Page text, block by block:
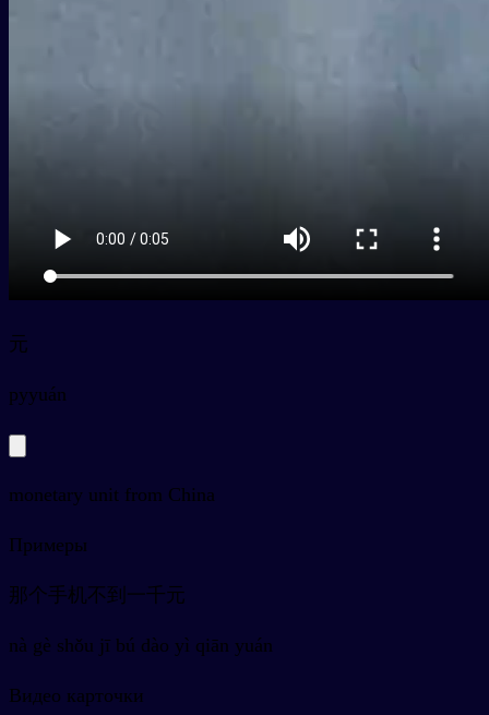
元
pyyuán
monetary unit from China
Примеры
那个手机不到一千元
nà gè shǒu jī bú dào yì qiān yuán
Видео карточки